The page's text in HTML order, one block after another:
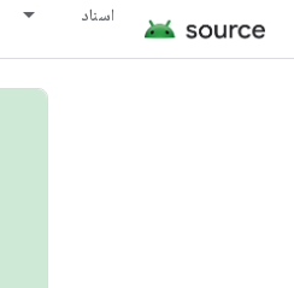
اسناد